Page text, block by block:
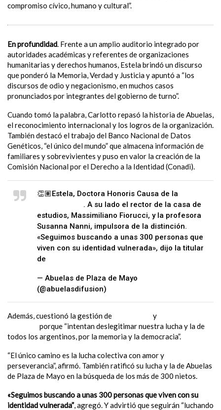
compromiso cívico, humano y cultural”.
En profundidad. Frente a un amplio auditorio integrado por
autoridades académicas y referentes de organizaciones
humanitarias y derechos humanos, Estela brindó un discurso
que ponderó la Memoria, Verdad y Justicia y apuntó a “los
discursos de odio y negacionismo, en muchos casos
pronunciados por integrantes del gobierno de turno”.
Cuando tomó la palabra, Carlotto repasó la historia de Abuelas,
el reconocimiento internacional y los logros de la organización.
También destacó el trabajo del Banco Nacional de Datos
Genéticos, “el único del mundo” que almacena información de
familiares y sobrevivientes y puso en valor la creación de la
Comisión Nacional por el Derecho a la Identidad (Conadi).
👏🏽Estela, Doctora Honoris Causa de la
. A su lado el rector de la casa de
estudios, Massimiliano Fiorucci, y la profesora
Susanna Nanni, impulsora de la distinción.
«Seguimos buscando a unas 300 personas que
viven con su identidad vulnerada», dijo la titular
de
— Abuelas de Plaza de Mayo
(@abuelasdifusion)
Además, cuestionó la gestión de y
porque “intentan deslegitimar nuestra lucha y la de
todos los argentinos, por la memoria y la democracia”.
“El único camino es la lucha colectiva con amor y
perseverancia”, afirmó. También ratificó su lucha y la de Abuelas
de Plaza de Mayo en la búsqueda de los más de 300 nietos.
«Seguimos buscando a unas 300 personas que viven con su
identidad vulnerada”, agregó. Y advirtió que seguirán “luchando